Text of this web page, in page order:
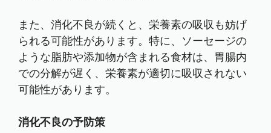
また、消化不良が続くと、栄養素の吸収も妨げ
られる可能性があります。特に、ソーセージの
ような脂肪や添加物が含まれる食材は、胃腸内
での分解が遅く、栄養素が適切に吸収されない
可能性があります。
消化不良の予防策